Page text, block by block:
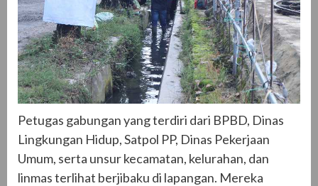
Petugas gabungan yang terdiri dari BPBD, Dinas
Lingkungan Hidup, Satpol PP, Dinas Pekerjaan
Umum, serta unsur kecamatan, kelurahan, dan
linmas terlihat berjibaku di lapangan. Mereka